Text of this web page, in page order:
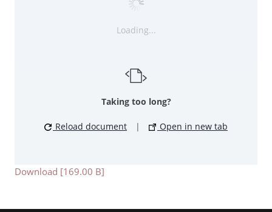
Loading...
Taking too long?
Reload document | Open in new tab
Download [169.00 B]